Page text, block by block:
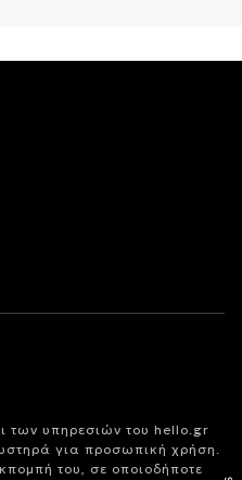
των υπηρεσιών του hello.gr
για προσωπική χρήση.
του, σε οποιοδήποτε